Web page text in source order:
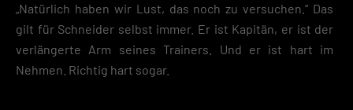
„Natürlich haben wir Lust, das noch zu versuchen.“ Das
gilt für Schneider selbst immer. Er ist Kapitän, er ist der
verlängerte Arm seines Trainers. Und er ist hart im
Nehmen. Richtig hart sogar.